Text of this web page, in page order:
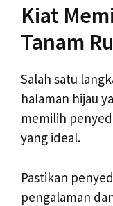
Kiat
Tanam
Salah satu
halaman hijau
memilih
yang ideal.
Pastikan
pengalaman